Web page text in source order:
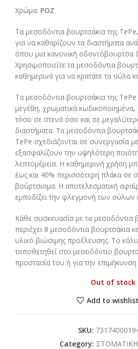
Χρώμα: POZ
Τα μεσοδόντια βουρτσάκια της
για να καθαρίζουν τα διαστήματα
όπου μια κανονική οδοντόβουρτσα
Χρησιμοποιείτε τα μεσοδόντια
καθημερινά για να κρατάτε τα ούλα
Τα μεσοδόντια βουρτσάκια της
μεγέθη, χρωματικά κωδικοποιημένα,
τόσο σε στενά όσο και σε
διαστήματα. Τα μεσοδόντια
TePe σχεδιάζονται σε συνεργασία
εξασφαλίζουν την υψηλότερη
λεπτομέρεια. Η καθημερινή χρήση
έως και 40% περισσότερη πλάκα σε
βούρτσισμα. Η αποτελεσματική
εμποδίζει την φλεγμονή των ούλων
Κάθε συσκευασία με τα μεσοδόντια
περιέχει 8 μεσοδόντια βουρτσάκια
υλικό βιώσιμης προέλευσης. Το
τοποθετηθεί στο μεσοδόντιο
προστασία του ή για την
Out of stock
Add to wishlist
SKU:
Category: ΣΤΟΜΑΤΙΚΗ